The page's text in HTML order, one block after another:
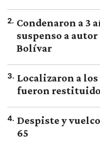
2. Condenaron a 3
suspenso a
Bolívar
3. Localizaron a
fueron
4. Despiste y
65